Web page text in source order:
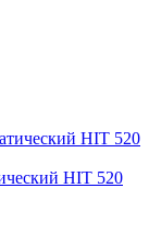
HIT 520